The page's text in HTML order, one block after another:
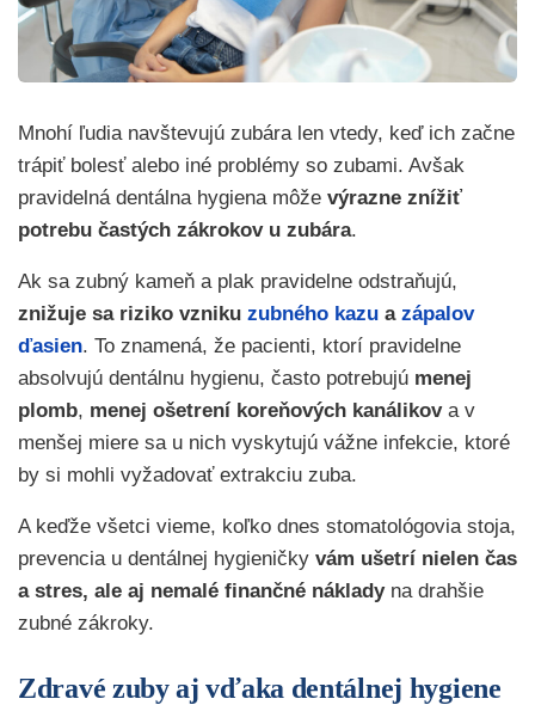
Mnohí ľudia navštevujú zubára len vtedy, keď ich začne
trápiť bolesť alebo iné problémy so zubami. Avšak
pravidelná dentálna hygiena môže výrazne znížiť
potrebu častých zákrokov u zubára.
Ak sa zubný kameň a plak pravidelne odstraňujú,
znižuje sa riziko vzniku zubného kazu a zápalov
ďasien. To znamená, že pacienti, ktorí pravidelne
absolvujú dentálnu hygienu, často potrebujú menej
plomb, menej ošetrení koreňových kanálikov a v
menšej miere sa u nich vyskytujú vážne infekcie, ktoré
by si mohli vyžadovať extrakciu zuba.
A keďže všetci vieme, koľko dnes stomatológovia stoja,
prevencia u dentálnej hygieničky vám ušetrí nielen čas
a stres, ale aj nemalé finančné nákladyna drahšie
zubné zákroky.
Zdravé zuby aj vďaka dentálnej hygiene